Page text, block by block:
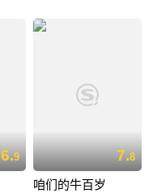
6.9 7.8
咱们的牛百岁